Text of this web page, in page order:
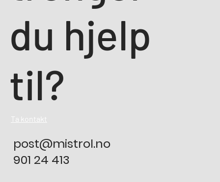
post@mistrol.no
901 24 413
du hjelp
til?
Ta kontakt